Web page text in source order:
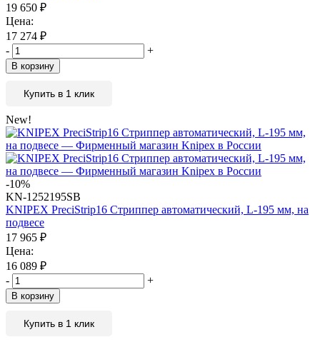
19 650 ₽
Цена:
17 274 ₽
-
+
В корзину
Купить в 1 клик
New!
-10%
KN-1252195SB
KNIPEX PreciStrip16 Стриппер автоматический, L-195 мм, на
подвесе
17 965 ₽
Цена:
16 089 ₽
-
+
В корзину
Купить в 1 клик